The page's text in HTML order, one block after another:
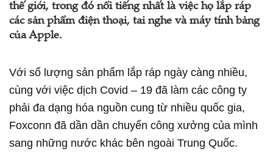
thế giới, trong đó nổi tiếng nhất là việc họ lắp ráp
các sản phẩm điện thoại, tai nghe và máy tính bảng
của Apple.
Với số lượng sản phẩm lắp ráp ngày càng nhiều,
cùng với việc dịch Covid – 19 đã làm các công ty
phải đa dạng hóa nguồn cung từ nhiều quốc gia,
Foxconn đã dần dần chuyển công xưởng của mình
sang những nước khác bên ngoài Trung Quốc.